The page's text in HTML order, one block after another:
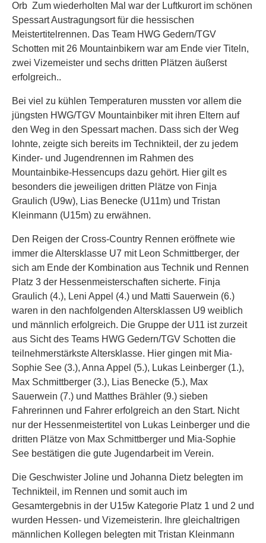
Orb Zum wiederholten Mal war der Luftkurort im schönen
Spessart Austragungsort für die hessischen
Meistertitelrennen. Das Team HWG Gedern/TGV
Schotten mit 26 Mountainbikern war am Ende vier Titeln,
zwei Vizemeister und sechs dritten Plätzen äußerst
erfolgreich..
Bei viel zu kühlen Temperaturen mussten vor allem die
jüngsten HWG/TGV Mountainbiker mit ihren Eltern auf
den Weg in den Spessart machen. Dass sich der Weg
lohnte, zeigte sich bereits im Technikteil, der zu jedem
Kinder- und Jugendrennen im Rahmen des
Mountainbike-Hessencups dazu gehört. Hier gilt es
besonders die jeweiligen dritten Plätze von Finja
Graulich (U9w), Lias Benecke (U11m) und Tristan
Kleinmann (U15m) zu erwähnen.
Den Reigen der Cross-Country Rennen eröffnete wie
immer die Altersklasse U7 mit Leon Schmittberger, der
sich am Ende der Kombination aus Technik und Rennen
Platz 3 der Hessenmeisterschaften sicherte. Finja
Graulich (4.), Leni Appel (4.) und Matti Sauerwein (6.)
waren in den nachfolgenden Altersklassen U9 weiblich
und männlich erfolgreich. Die Gruppe der U11 ist zurzeit
aus Sicht des Teams HWG Gedern/TGV Schotten die
teilnehmerstärkste Altersklasse. Hier gingen mit Mia-
Sophie See (3.), Anna Appel (5.), Lukas Leinberger (1.),
Max Schmittberger (3.), Lias Benecke (5.), Max
Sauerwein (7.) und Matthes Brähler (9.) sieben
Fahrerinnen und Fahrer erfolgreich an den Start. Nicht
nur der Hessenmeistertitel von Lukas Leinberger und die
dritten Plätze von Max Schmittberger und Mia-Sophie
See bestätigen die gute Jugendarbeit im Verein.
Die Geschwister Joline und Johanna Dietz belegten im
Technikteil, im Rennen und somit auch im
Gesamtergebnis in der U15w Kategorie Platz 1 und 2 und
wurden Hessen- und Vizemeisterin. Ihre gleichaltrigen
männlichen Kollegen belegten mit Tristan Kleinmann